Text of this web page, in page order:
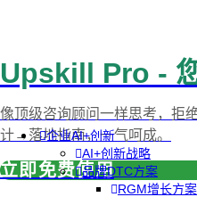
企业AI+创新
AI+创新战略
品牌DTC方案
RGM增长方案
Upskill Pro -
像顶级咨询顾问一样思考，
计→落地指南，一气呵成。
立即免费使用